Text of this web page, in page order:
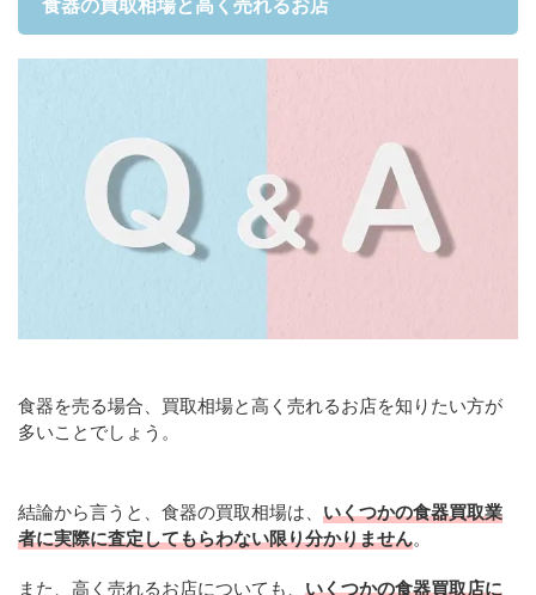
食器の買取相場と高く売れるお店
食器を売る場合、買取相場と高く売れるお店を知りたい方が
多いことでしょう。
結論から言うと、食器の買取相場は、 いくつかの食器買取業
者に実際に査定してもらわない限り分かりません。
また、高く売れるお店についても、 いくつかの食器買取店に